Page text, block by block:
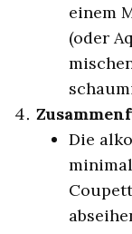
einem
(oder
Die